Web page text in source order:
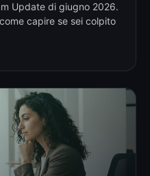
Update di giugno 2026.
capire se sei colpito